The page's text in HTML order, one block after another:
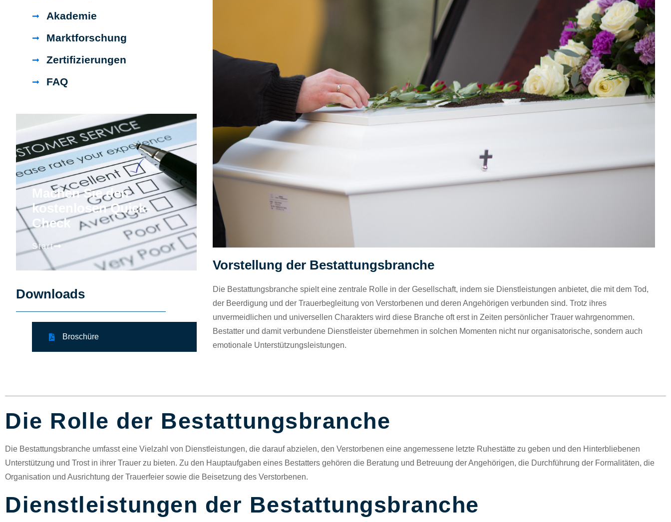
Akademie
Marktforschung
Zertifizierungen
FAQ
Machen Sie den
kostenlosen Quick-
Check
Start
Downloads
Broschüre
Vorstellung der Bestattungsbranche
Die Bestattungsbranche spielt eine zentrale Rolle in der Gesellschaft, indem sie Dienstleistungen anbietet, die mit dem Tod,
der Beerdigung und der Trauerbegleitung von Verstorbenen und deren Angehörigen verbunden sind. Trotz ihres
unvermeidlichen und universellen Charakters wird diese Branche oft erst in Zeiten persönlicher Trauer wahrgenommen.
Bestatter und damit verbundene Dienstleister übernehmen in solchen Momenten nicht nur organisatorische, sondern auch
emotionale Unterstützungsleistungen.
Die Rolle der Bestattungsbranche
Die Bestattungsbranche umfasst eine Vielzahl von Dienstleistungen, die darauf abzielen, den Verstorbenen eine angemessene letzte Ruhestätte zu geben und den Hinterbliebenen
Unterstützung und Trost in ihrer Trauer zu bieten. Zu den Hauptaufgaben eines Bestatters gehören die Beratung und Betreuung der Angehörigen, die Durchführung der Formalitäten, die
Organisation und Ausrichtung der Trauerfeier sowie die Beisetzung des Verstorbenen.
Dienstleistungen der Bestattungsbranche